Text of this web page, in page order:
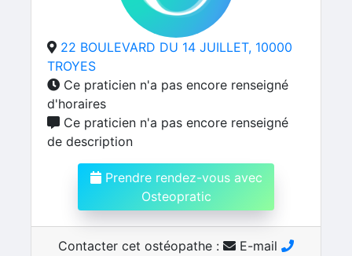
22 BOULEVARD DU 14 JUILLET, 10000
TROYES
Ce praticien n'a pas encore renseigné
d'horaires
Ce praticien n'a pas encore renseigné
de description
Prendre rendez-vous avec
Osteopratic
Contacter cet ostéopathe :
E-mail